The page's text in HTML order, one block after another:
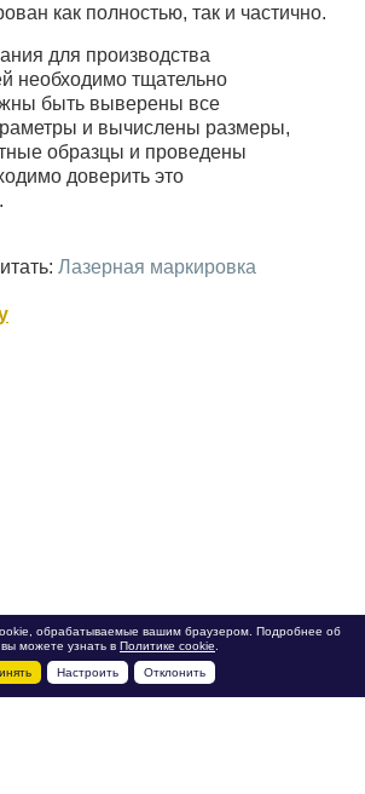
как полностью, так и частично.
для производства
необходимо тщательно
быть выверены все
и вычислены размеры,
образцы и проведены
доверить это
Лазерная маркировка
обрабатываемые вашим браузером. Подробнее об
можете узнать в Политике cookie
Настроить Отклонить